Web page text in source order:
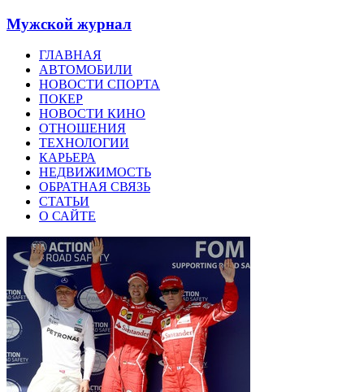
Мужской журнал
ГЛАВНАЯ
АВТОМОБИЛИ
НОВОСТИ СПОРТА
ПОКЕР
НОВОСТИ КИНО
ОТНОШЕНИЯ
ТЕХНОЛОГИИ
КАРЬЕРА
НЕДВИЖИМОСТЬ
ОБРАТНАЯ СВЯЗЬ
СТАТЬИ
О САЙТЕ